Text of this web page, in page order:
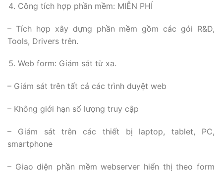
Công tích hợp phần mềm: MIỄN PHÍ
– Tích hợp xây dựng phần mềm gồm các gói R&D,
Tools, Drivers trên.
Web form: Giám sát từ xa.
– Giám sát trên tất cả các trình duyệt web
– Không giới hạn số lượng truy cập
– Giám sát trên các thiết bị laptop, tablet, PC,
smartphone
– Giao diện phần mềm webserver hiển thị theo form